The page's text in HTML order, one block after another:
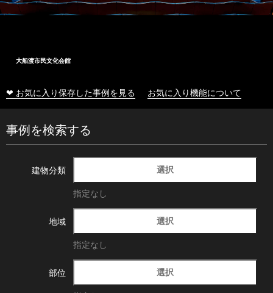
大船渡市民文化会館
❤ お気に入り保存した事例を見る お気に入り機能について
事例を検索する
建物分類 選択
指定なし
地域 選択
指定なし
部位 選択